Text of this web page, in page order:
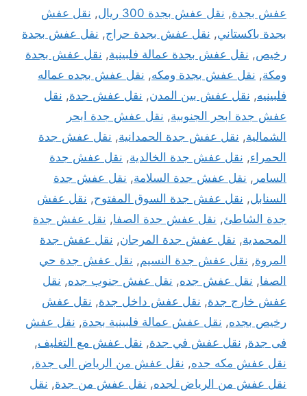
عفش بجدة, نقل عفش بجدة 300 ريال , نقل عفش
بجدة باكستاني, نقل عفش بجدة حراج, نقل عفش بجدة
رخيص, نقل عفش بجدة عمالة فلبينية, نقل عفش بجدة
ومكة, نقل عفش بجدة ومكه, نقل عفش بجده عماله
فلبينيه, نقل عفش بين المدن, نقل عفش جدة, نقل
عفش جدة ابحر الجنوبية, نقل عفش جدة ابحر
الشمالية, نقل عفش جدة الحمدانية, نقل عفش جدة
الحمراء, نقل عفش جدة الخالدية, نقل عفش جدة
السامر , نقل عفش جدة السلامة, نقل عفش جدة
السنابل, نقل عفش جدة السوق المفتوح, نقل عفش
جدة الشاطئ, نقل عفش جدة الصفا, نقل عفش جدة
المحمدية, نقل عفش جدة المرجان, نقل عفش جدة
المروة, نقل عفش جدة النسيم, نقل عفش جدة حي
الصفا, نقل عفش جده, نقل عفش جنوب جده, نقل
عفش خارج جدة, نقل عفش داخل جدة, نقل عفش
رخيص بجده, نقل عفش عمالة فلبينية بجدة, نقل عفش
فى جدة, نقل عفش في جدة, نقل عفش مع التغليف,
نقل عفش مكه جده, نقل عفش من الرياض الى جدة,
نقل عفش من الرياض لجده, نقل عفش من جدة, نقل